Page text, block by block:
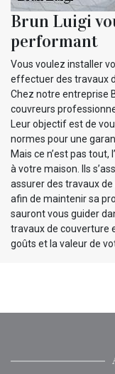
Brun Luigi
performant
Vous voulez installer
effectuer des travaux
Chez notre entreprise
couvreurs
Leur objectif est de
normes pour une
Mais ce n’est pas
à votre maison. Ils
assurer des travaux
afin de maintenir sa
sauront vous guider
travaux de couverture
goûts et la valeur de